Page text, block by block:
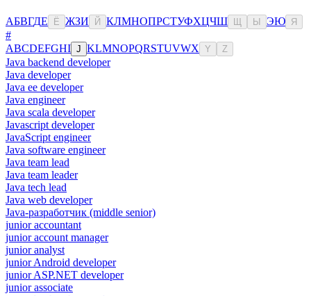
АБВГДЕ Ё ЖЗИ Й КЛМНОПРСТУФХЦЧШ Ы ЭЮ Я
#
ABCDEFGHI J KLMNOPQRSTUVWX Y Z
Java backend developer
Java developer
Java ee developer
Java engineer
Java scala developer
Javascript developer
JavaScript engineer
Java software engineer
Java team lead
Java team leader
Java tech lead
Java web developer
Java-разработчик (middle senior)
junior accountant
junior account manager
junior analyst
junior Android developer
junior ASP.NET developer
junior associate